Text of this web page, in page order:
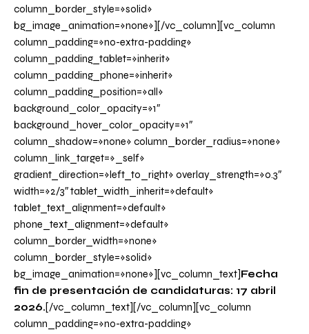
column_border_style=»solid»
bg_image_animation=»none»][/vc_column][vc_column
column_padding=»no-extra-padding»
column_padding_tablet=»inherit»
column_padding_phone=»inherit»
column_padding_position=»all»
background_color_opacity=»1″
background_hover_color_opacity=»1″
column_shadow=»none» column_border_radius=»none»
column_link_target=»_self»
gradient_direction=»left_to_right» overlay_strength=»0.3″
width=»2/3″ tablet_width_inherit=»default»
tablet_text_alignment=»default»
phone_text_alignment=»default»
column_border_width=»none»
column_border_style=»solid»
bg_image_animation=»none»][vc_column_text]Fecha
fin de presentación de candidaturas: 17 abril
2026.[/vc_column_text][/vc_column][vc_column
column_padding=»no-extra-padding»